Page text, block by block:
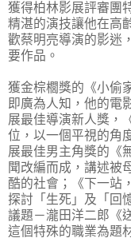
獲得柏林影展評審團
精湛的演技讓他在高
歡蔡明亮導演的影迷
要作品。
獲金棕櫚獎的《小偷
即廣為人知，他的電
展最佳導演新人獎，
位，以一個平視的角
展最佳男主角獎的《
聞改編而成，講述被
酷的社會；《下一站
探討「生死」及「回
議題－瀧田洋二郎《
這個特殊的職業為題